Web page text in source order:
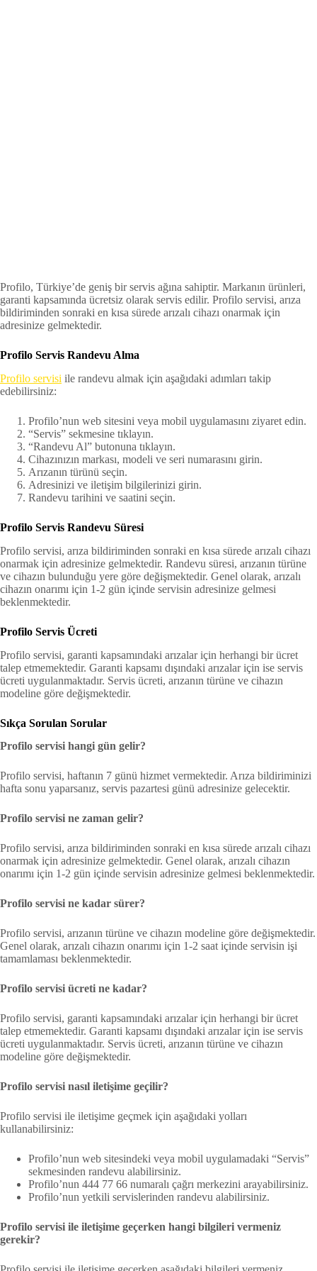
Profilo, Türkiye’de geniş bir servis ağına sahiptir. Markanın ürünleri,
garanti kapsamında ücretsiz olarak servis edilir. Profilo servisi, arıza
bildiriminden sonraki en kısa sürede arızalı cihazı onarmak için
adresinize gelmektedir.
Profilo Servis Randevu Alma
Profilo servisi ile randevu almak için aşağıdaki adımları takip
edebilirsiniz:
Profilo’nun web sitesini veya mobil uygulamasını ziyaret edin.
“Servis” sekmesine tıklayın.
“Randevu Al” butonuna tıklayın.
Cihazınızın markası, modeli ve seri numarasını girin.
Arızanın türünü seçin.
Adresinizi ve iletişim bilgilerinizi girin.
Randevu tarihini ve saatini seçin.
Profilo Servis Randevu Süresi
Profilo servisi, arıza bildiriminden sonraki en kısa sürede arızalı cihazı
onarmak için adresinize gelmektedir. Randevu süresi, arızanın türüne
ve cihazın bulunduğu yere göre değişmektedir. Genel olarak, arızalı
cihazın onarımı için 1-2 gün içinde servisin adresinize gelmesi
beklenmektedir.
Profilo Servis Ücreti
Profilo servisi, garanti kapsamındaki arızalar için herhangi bir ücret
talep etmemektedir. Garanti kapsamı dışındaki arızalar için ise servis
ücreti uygulanmaktadır. Servis ücreti, arızanın türüne ve cihazın
modeline göre değişmektedir.
Sıkça Sorulan Sorular
Profilo servisi hangi gün gelir?
Profilo servisi, haftanın 7 günü hizmet vermektedir. Arıza bildiriminizi
hafta sonu yaparsanız, servis pazartesi günü adresinize gelecektir.
Profilo servisi ne zaman gelir?
Profilo servisi, arıza bildiriminden sonraki en kısa sürede arızalı cihazı
onarmak için adresinize gelmektedir. Genel olarak, arızalı cihazın
onarımı için 1-2 gün içinde servisin adresinize gelmesi beklenmektedir.
Profilo servisi ne kadar sürer?
Profilo servisi, arızanın türüne ve cihazın modeline göre değişmektedir.
Genel olarak, arızalı cihazın onarımı için 1-2 saat içinde servisin işi
tamamlaması beklenmektedir.
Profilo servisi ücreti ne kadar?
Profilo servisi, garanti kapsamındaki arızalar için herhangi bir ücret
talep etmemektedir. Garanti kapsamı dışındaki arızalar için ise servis
ücreti uygulanmaktadır. Servis ücreti, arızanın türüne ve cihazın
modeline göre değişmektedir.
Profilo servisi nasıl iletişime geçilir?
Profilo servisi ile iletişime geçmek için aşağıdaki yolları
kullanabilirsiniz:
Profilo’nun web sitesindeki veya mobil uygulamadaki “Servis”
sekmesinden randevu alabilirsiniz.
Profilo’nun 444 77 66 numaralı çağrı merkezini arayabilirsiniz.
Profilo’nun yetkili servislerinden randevu alabilirsiniz.
Profilo servisi ile iletişime geçerken hangi bilgileri vermeniz
gerekir?